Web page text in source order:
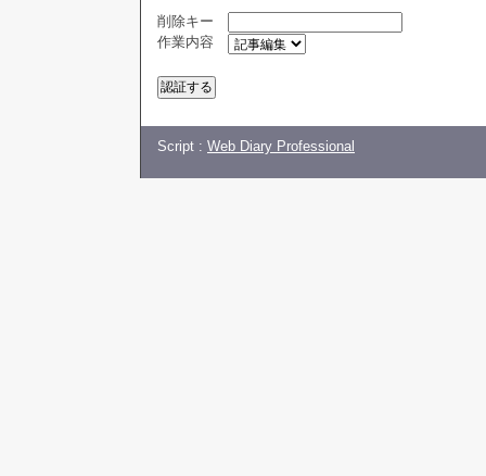
削除キー
作業内容
Script : Web Diary Professional